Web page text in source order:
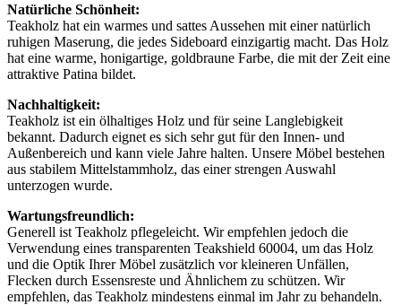
Natürliche Schönheit:
Teakholz hat ein warmes und sattes Aussehen mit einer natürlich
ruhigen Maserung, die jedes Sideboard einzigartig macht. Das Holz
hat eine warme, honigartige, goldbraune Farbe, die mit der Zeit eine
attraktive Patina bildet.
Nachhaltigkeit:
Teakholz ist ein ölhaltiges Holz und für seine Langlebigkeit
bekannt. Dadurch eignet es sich sehr gut für den Innen- und
Außenbereich und kann viele Jahre halten. Unsere Möbel bestehen
aus stabilem Mittelstammholz, das einer strengen Auswahl
unterzogen wurde.
Wartungsfreundlich:
Generell ist Teakholz pflegeleicht. Wir empfehlen jedoch die
Verwendung eines transparenten Teakshield 60004, um das Holz
und die Optik Ihrer Möbel zusätzlich vor kleineren Unfällen,
Flecken durch Essensreste und Ähnlichem zu schützen. Wir
empfehlen, das Teakholz mindestens einmal im Jahr zu behandeln.